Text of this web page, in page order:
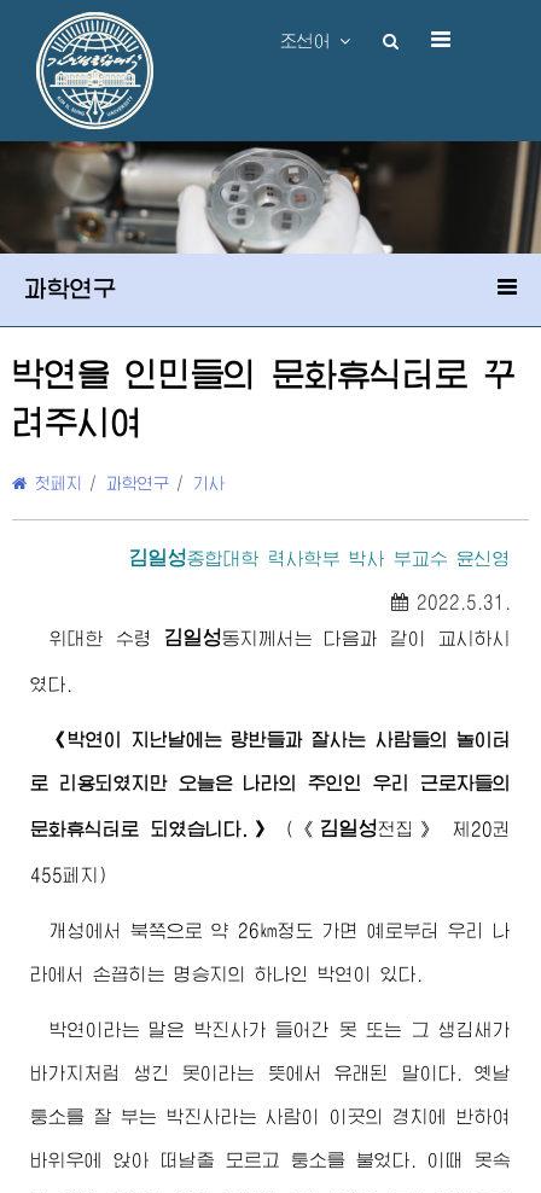
조선어
과학연구
박연을 인민들의 문화휴식터로 꾸
려주시여
첫페지 / 과학연구 / 기사
김일성종합대학 력사학부 박사 부교수 윤신영
2022.5.31.
위대한
수령 김일성동지 께서는 다음과 같이 교시하시
였다.
《박연이 지난날에는 량반들과 잘사는 사람들의 놀이터
로 리용되였지만 오늘은 나라의 주인인 우리 근로자들의
문화휴식터로 되였습니다.》 ( 《 김일성전집》 제20권
455페지)
개성에서 북쪽으로 약 26㎞정도 가면 예로부터 우리 나
라에서 손꼽히는 명승지의 하나인 박연이 있다.
박연이라는 말은 박진사가 들어간 못 또는 그 생김새가
바가지처럼 생긴 못이라는 뜻에서 유래된 말이다. 옛날
퉁소를 잘 부는 박진사라는 사람이 이곳의 경치에 반하여
바위우에 앉아 떠날줄 모르고 퉁소를 불었다. 이때 못속